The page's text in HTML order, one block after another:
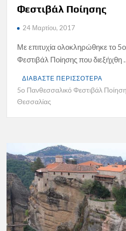
Φεστιβάλ Ποίησης
24 Μαρτίου, 2017
Με επιτυχία ολοκληρώθηκε το
Φεστιβάλ Ποίησης που διεξήχθη
ΔΙΑΒΑΣΤΕ ΠΕΡΙΣΣΟΤΕΡΑ
5ο Πανθεσσαλικό Φεστιβάλ
Θεσσαλίας